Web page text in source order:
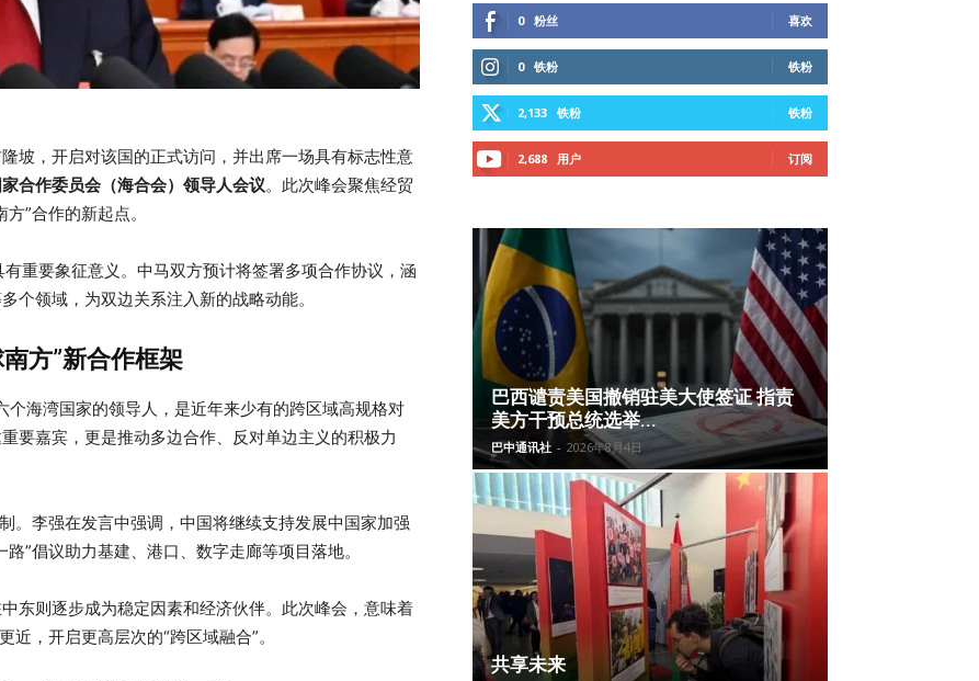
坡，开启对该国的正式访问，并出席一场具有标志性意
合作委员会（海合会）领导人会议。此次峰会聚焦经贸
”合作的新起点。
重要象征意义。中马双方预计将签署多项合作协议，涵
个领域，为双边关系注入新的战略动能。
方”新合作框架
海湾国家的领导人，是近年来少有的跨区域高规格对
要嘉宾，更是推动多边合作、反对单边主义的积极力
。李强在发言中强调，中国将继续支持发展中国家加强
”倡议助力基建、港口、数字走廊等项目落地。
东则逐步成为稳定因素和经济伙伴。此次峰会，意味着
，开启更高层次的“跨区域融合”。
0 粉丝 喜欢
0 铁粉 铁粉
2,133 铁粉 铁粉
2,688 用户 订阅
巴西谴责美国撤销驻美大使签证 指责
美方干预总统选举...
巴中通讯社 - 2026年8月4日
共享未来